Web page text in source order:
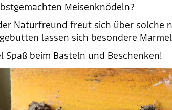
Meisenknödeln?
Naturfreund freut sich über solche
lassen sich besondere
Spaß beim Basteln und Beschenken!